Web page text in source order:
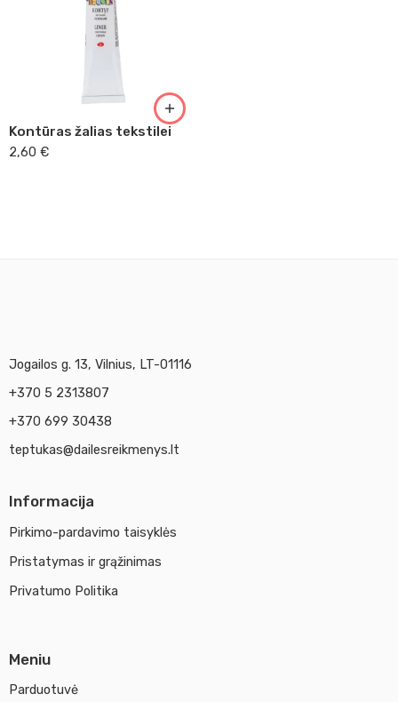
Kontūras žalias tekstilei
2,60 €
Jogailos g. 13, Vilnius, LT-01116
+370 5 2313807
+370 699 30438
teptukas@dailesreikmenys.lt
Informacija
Pirkimo-pardavimo taisyklės
Pristatymas ir grąžinimas
Privatumo Politika
Meniu
Parduotuvė